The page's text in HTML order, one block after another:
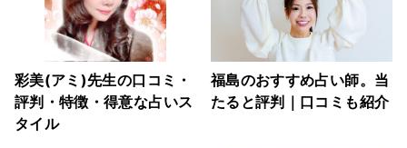
彩美(アミ)先生の口コミ・
評判・特徴・得意な占いス
タイル
福島のおすすめ占い師。当
たると評判｜口コミも紹介